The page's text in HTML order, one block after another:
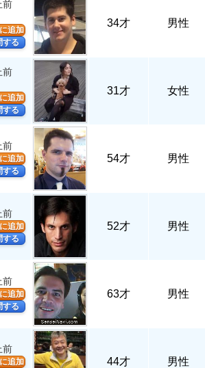
前
追加
する
34才 男性
前
追加
する
31才 女性
前
追加
する
54才 男性
前
追加
する
52才 男性
前
追加
する
63才 男性
前
追加 44才 男性